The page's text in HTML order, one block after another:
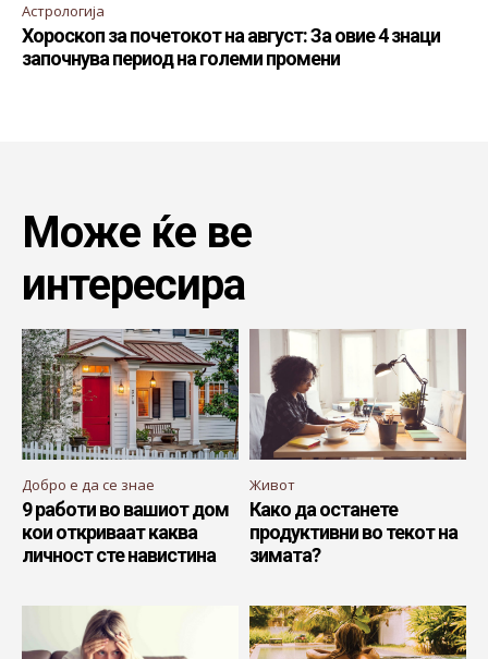
Астрологија
Хороскоп за почетокот на август: За овие 4 знаци
започнува период на големи промени
Може ќе ве
интересира
Добро е да се знае
9 работи во вашиот дом
кои откриваат каква
личност сте навистина
Живот
Како да останете
продуктивни во текот на
зимата?